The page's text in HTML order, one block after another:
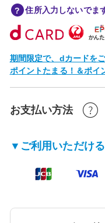
住所入力しないでま
期間限定で、dカードを
ポイントたまる！＆ポイ
お支払い方法
▼ご利用いただけ